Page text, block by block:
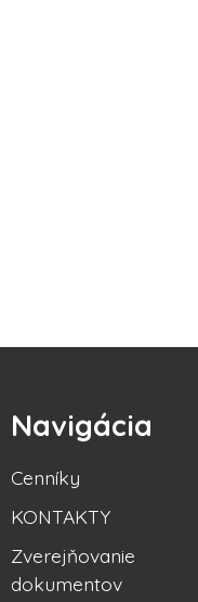
Navigácia
Cenníky
KONTAKTY
Zverejňovanie
dokumentov